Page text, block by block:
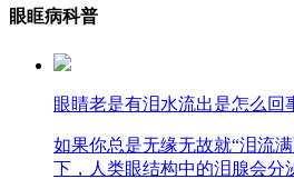
眼眶病科普
眼睛老是有泪水流出是怎么回
如果你总是无缘无故就“泪流
下，人类眼结构中的泪腺会分